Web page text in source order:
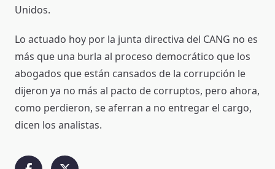
Unidos.
Lo actuado hoy por la junta directiva del CANG no es
más que una burla al proceso democrático que los
abogados que están cansados de la corrupción le
dijeron ya no más al pacto de corruptos, pero ahora,
como perdieron, se aferran a no entregar el cargo,
dicen los analistas.